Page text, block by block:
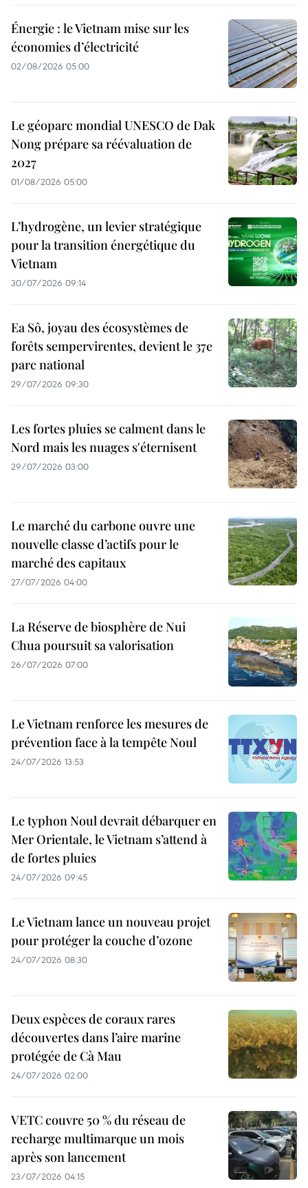
Énergie : le Vietnam mise sur les
économies d’électricité
02/08/2026 05:00
Le géoparc mondial UNESCO de Dak
Nong prépare sa réévaluation de
2027
01/08/2026 05:00
L’hydrogène, un levier stratégique
pour la transition énergétique du
Vietnam
30/07/2026 09:14
Ea Sô, joyau des écosystèmes de
forêts sempervirentes, devient le 37e
parc national
29/07/2026 09:30
Les fortes pluies se calment dans le
Nord mais les nuages s'éternisent
29/07/2026 03:00
Le marché du carbone ouvre une
nouvelle classe d’actifs pour le
marché des capitaux
27/07/2026 04:00
La Réserve de biosphère de Nui
Chua poursuit sa valorisation
26/07/2026 07:00
Le Vietnam renforce les mesures de
prévention face à la tempête Noul
24/07/2026 13:53
Le typhon Noul devrait débarquer en
Mer Orientale, le Vietnam s’attend à
de fortes pluies
24/07/2026 09:45
Le Vietnam lance un nouveau projet
pour protéger la couche d’ozone
24/07/2026 08:30
Deux espèces de coraux rares
découvertes dans l’aire marine
protégée de Cà Mau
24/07/2026 02:00
VETC couvre 50 % du réseau de
recharge multimarque un mois
après son lancement
23/07/2026 04:15